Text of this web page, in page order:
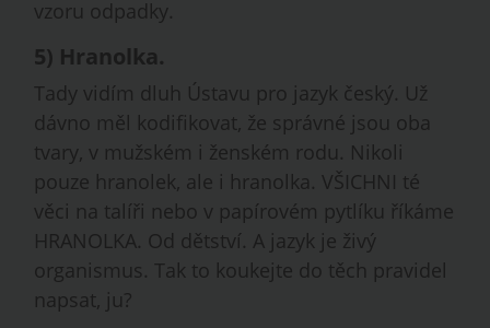
vzoru odpadky.
5) Hranolka.
Tady vidím dluh Ústavu pro jazyk český. Už
dávno měl kodifikovat, že správné jsou oba
tvary, v mužském i ženském rodu. Nikoli
pouze hranolek, ale i hranolka. VŠICHNI té
věci na talíři nebo v papírovém pytlíku říkáme
HRANOLKA. Od dětství. A jazyk je živý
organismus. Tak to koukejte do těch pravidel
napsat, ju?